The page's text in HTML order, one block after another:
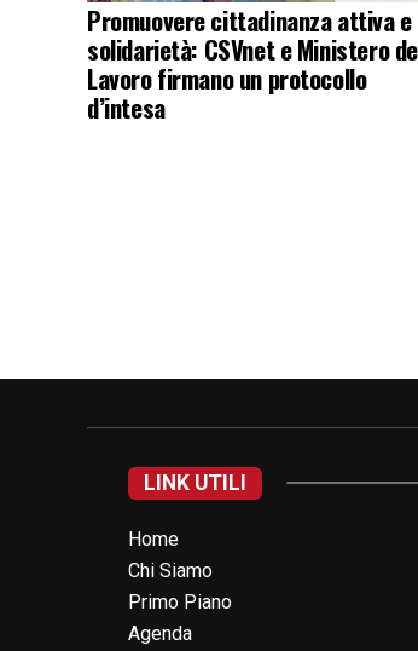
Promuovere cittadinanza attiva e
solidarietà: CSVnet e Ministero
Lavoro firmano un protocollo
d’intesa
LINK UTILI
Home
Chi Siamo
Primo Piano
Agenda